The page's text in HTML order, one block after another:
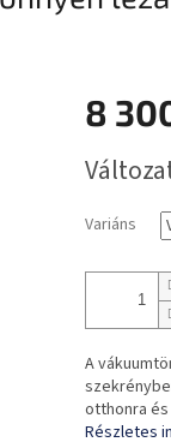
8
Variáns
A
otthonra
Részletes